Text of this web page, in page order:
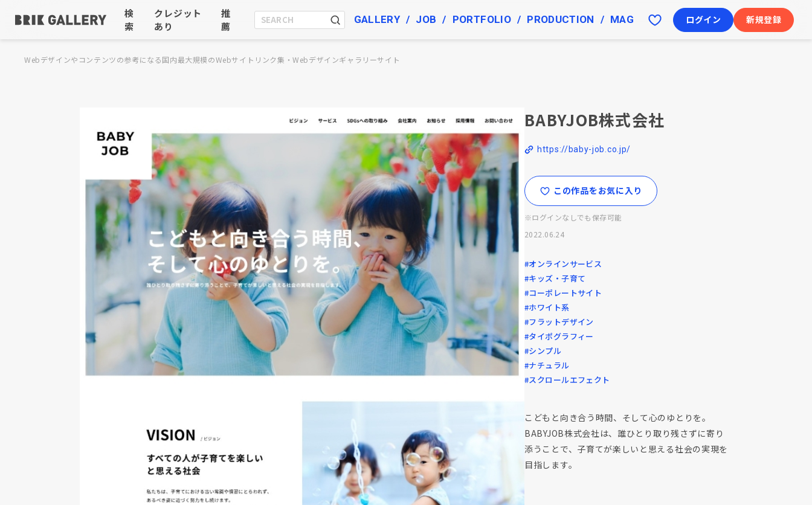
検
索
クレジット
あり
推
薦
GALLERY JOB PORTFOLIO PRODUCTION MAG ログイン 新規登録
Webデザインやコンテンツの参考になる国内最大規模のWebサイトリンク集・Webデザインギャラリーサイト
BABYJOB株式会社
https://baby-job.co.jp/
この作品をお気に入り
※ログインなしでも保存可能
2022.06.24
#オンラインサービス
#キッズ・子育て
#コーポレートサイト
#ホワイト系
#フラットデザイン
#タイポグラフィー
#シンプル
#ナチュラル
#スクロールエフェクト
こどもと向き合う時間、そして心のゆとりを。
BABYJOB株式会社は、誰ひとり取り残さずに寄り
添うことで、子育てが楽しいと思える社会の実現を
目指します。